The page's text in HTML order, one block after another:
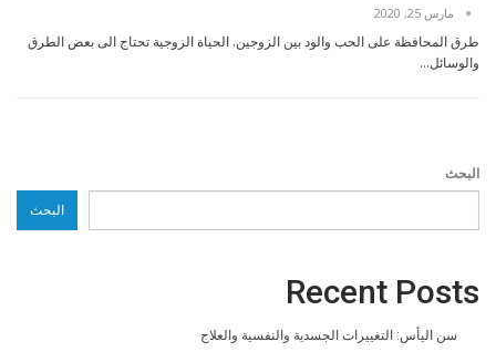
مارس 25, 2020
طرق المحافظة على الحب والود بين الزوجين. الحياة الزوجية تحتاج الى بعض الطرق
والوسائل…
البحث
البحث
Recent Posts
سن اليأس: التغييرات الجسدية والنفسية والعلاج